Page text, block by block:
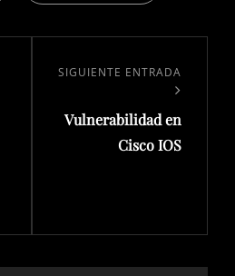
Siguiente
SIGUIENTE ENTRADA
Vulnerabilidad en
Cisco IOS